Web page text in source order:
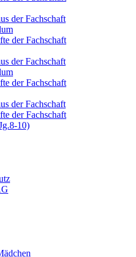
der Fachschaft
der Fachschaft
der Fachschaft
der Fachschaft
der Fachschaft
der Fachschaft
10)